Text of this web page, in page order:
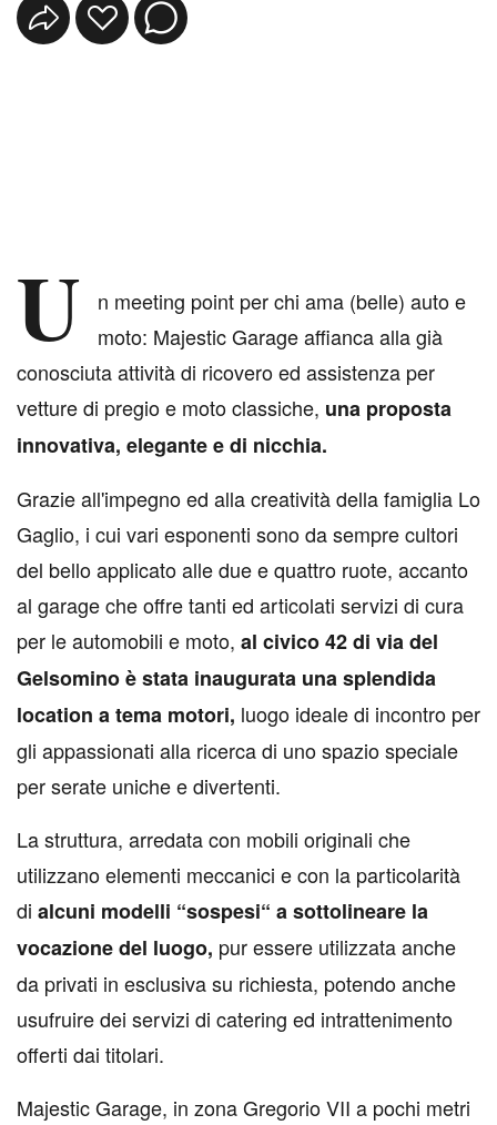
U
n meeting point per chi ama (belle) auto e
moto: Majestic Garage affianca alla già
conosciuta attività di ricovero ed assistenza per
vetture di pregio e moto classiche, una proposta
innovativa, elegante e di nicchia.
Grazie all'impegno ed alla creatività della famiglia Lo
Gaglio, i cui vari esponenti sono da sempre cultori
del bello applicato alle due e quattro ruote, accanto
al garage che offre tanti ed articolati servizi di cura
per le automobili e moto, al civico 42 di via del
Gelsomino è stata inaugurata una splendida
location a tema motori, luogo ideale di incontro per
gli appassionati alla ricerca di uno spazio speciale
per serate uniche e divertenti.
La struttura, arredata con mobili originali che
utilizzano elementi meccanici e con la particolarità
di alcuni modelli “sospesi“ a sottolineare la
vocazione del luogo, pur essere utilizzata anche
da privati in esclusiva su richiesta, potendo anche
usufruire dei servizi di catering ed intrattenimento
offerti dai titolari.
Majestic Garage, in zona Gregorio VII a pochi metri